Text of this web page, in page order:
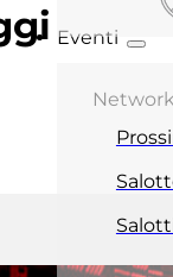
Eventi